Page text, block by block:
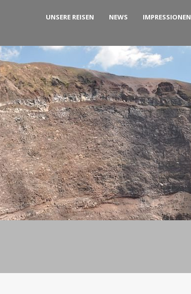
UNSERE REISEN NEWS IMPRESSIONEN